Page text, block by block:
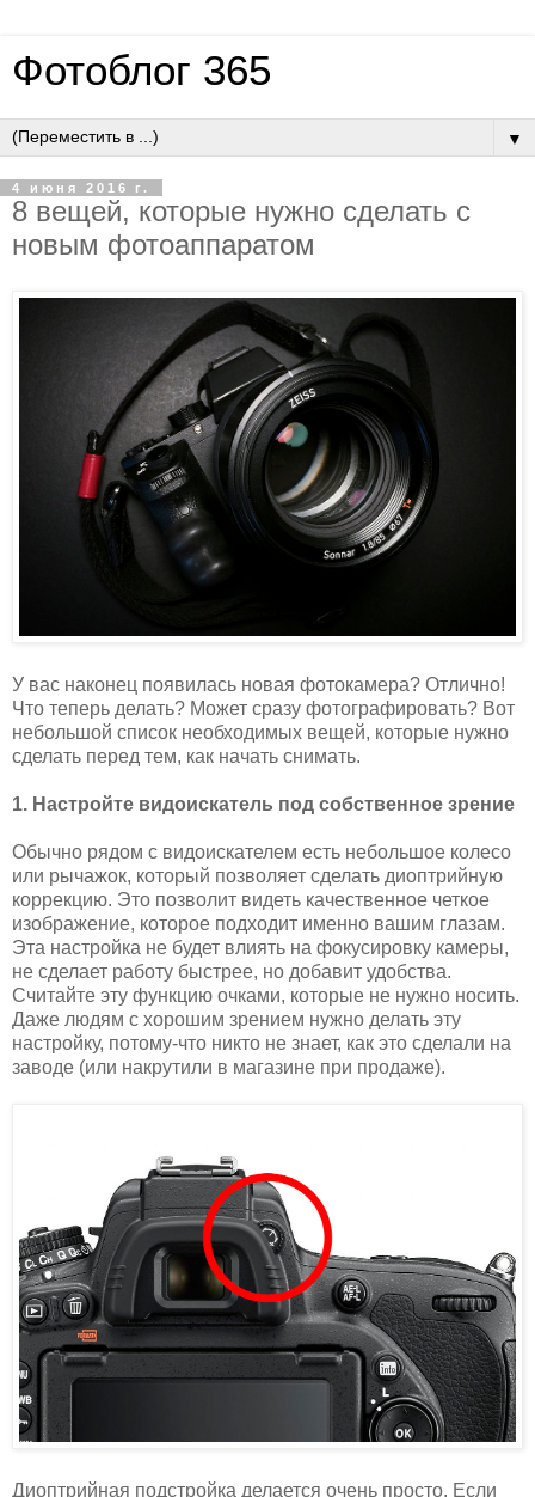
Фотоблог 365
▼
4 июня 2016 г.
8 вещей, которые нужно сделать с
новым фотоаппаратом
У вас наконец появилась новая фотокамера? Отлично!
Что теперь делать? Может сразу фотографировать? Вот
небольшой список необходимых вещей, которые нужно
сделать перед тем, как начать снимать.
1. Настройте видоискатель под собственное зрение
Обычно рядом с видоискателем есть небольшое колесо
или рычажок, который позволяет сделать диоптрийную
коррекцию. Это позволит видеть качественное четкое
изображение, которое подходит именно вашим глазам.
Эта настройка не будет влиять на фокусировку камеры,
не сделает работу быстрее, но добавит удобства.
Считайте эту функцию очками, которые не нужно носить.
Даже людям с хорошим зрением нужно делать эту
настройку, потому-что никто не знает, как это сделали на
заводе (или накрутили в магазине при продаже).
Диоптрийная подстройка делается очень просто. Если